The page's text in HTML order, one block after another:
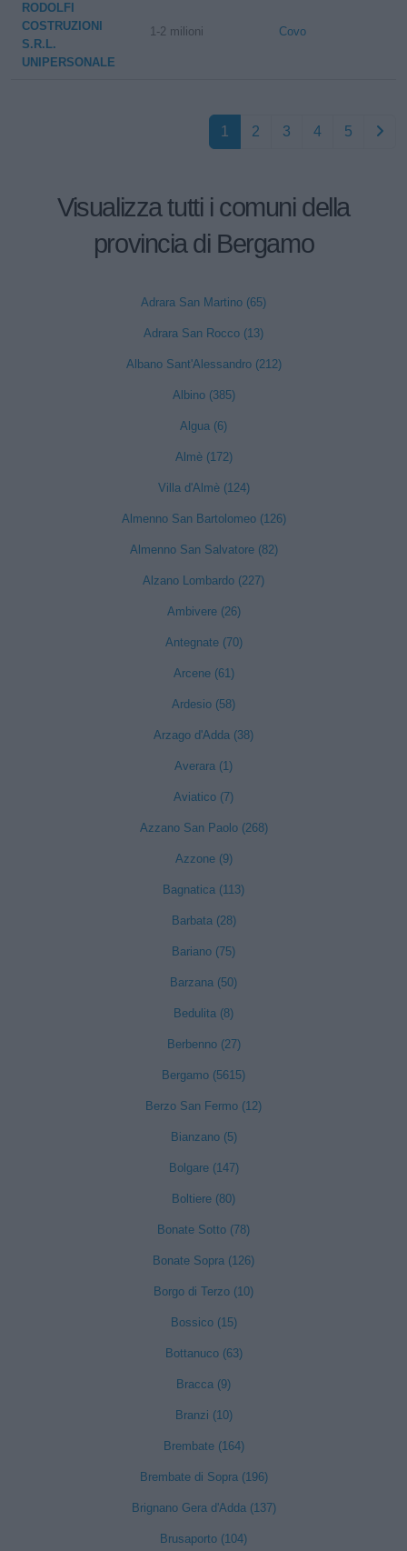
RODOLFI
COSTRUZIONI
S.R.L.
UNIPERSONALE
1-2 milioni Covo
1 2 3 4 5
Visualizza tutti i comuni della
provincia di Bergamo
Adrara San Martino (65)
Adrara San Rocco (13)
Albano Sant'Alessandro (212)
Albino (385)
Algua (6)
Almè (172)
Villa d'Almè (124)
Almenno San Bartolomeo (126)
Almenno San Salvatore (82)
Alzano Lombardo (227)
Ambivere (26)
Antegnate (70)
Arcene (61)
Ardesio (58)
Arzago d'Adda (38)
Averara (1)
Aviatico (7)
Azzano San Paolo (268)
Azzone (9)
Bagnatica (113)
Barbata (28)
Bariano (75)
Barzana (50)
Bedulita (8)
Berbenno (27)
Bergamo (5615)
Berzo San Fermo (12)
Bianzano (5)
Bolgare (147)
Boltiere (80)
Bonate Sotto (78)
Bonate Sopra (126)
Borgo di Terzo (10)
Bossico (15)
Bottanuco (63)
Bracca (9)
Branzi (10)
Brembate (164)
Brembate di Sopra (196)
Brignano Gera d'Adda (137)
Brusaporto (104)